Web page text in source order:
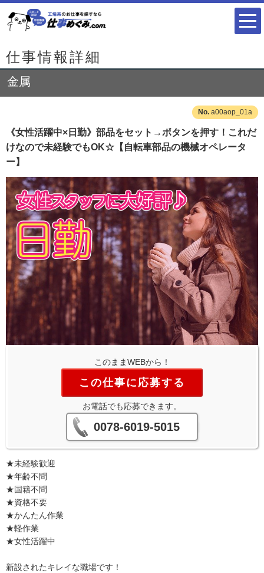
仕事情報詳細
金属
a00aop_01a
《女性活躍中×日勤》部品をセット→ボタンを押す！これだ
けなので未経験でもOK☆【自転車部品の機械オペレータ
ー】
このままWEBから！
この仕事に応募する
お電話でも応募できます。
0078-6019-5015
★未経験歓迎
★年齢不問
★国籍不問
★資格不要
★かんたん作業
★軽作業
★女性活躍中
新設されたキレイな職場です！